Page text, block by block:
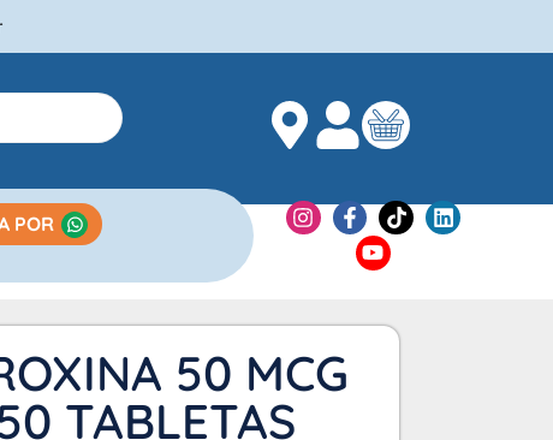
POR
50 MCG
TABLETAS